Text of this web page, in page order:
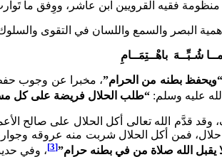
فقيه القرويين ابن عاشر، ووِفق ما
البصر والسمع واللسان في التقوى
شُـبِّــهَ باهْــتِمَــامِ
“ويحفظ بطنه من الحرام”، مخبرا عن وجوب
“طلب الحلال فريضة على كل
قدَّم الله تعالى أكل الحلال على صالح
حلال، فمن أكل الحلال شربت منه عروقه
يقبل الله صلاة من في بطنه حرام”[3] ، وفي